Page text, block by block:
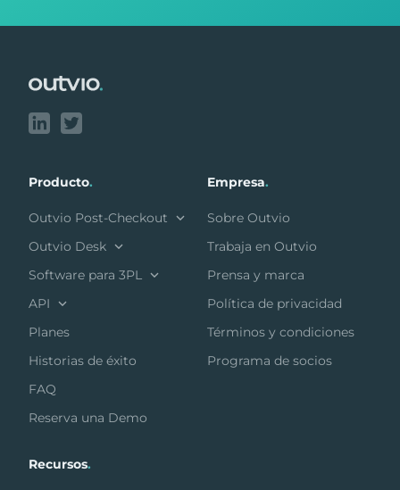
Producto.
Outvio Post-Checkout
Outvio Desk
Software para 3PL
API
Planes
Historias de éxito
FAQ
Reserva una Demo
Empresa.
Sobre Outvio
Trabaja en Outvio
Prensa y marca
Política de privacidad
Términos y condiciones
Programa de socios
Recursos.